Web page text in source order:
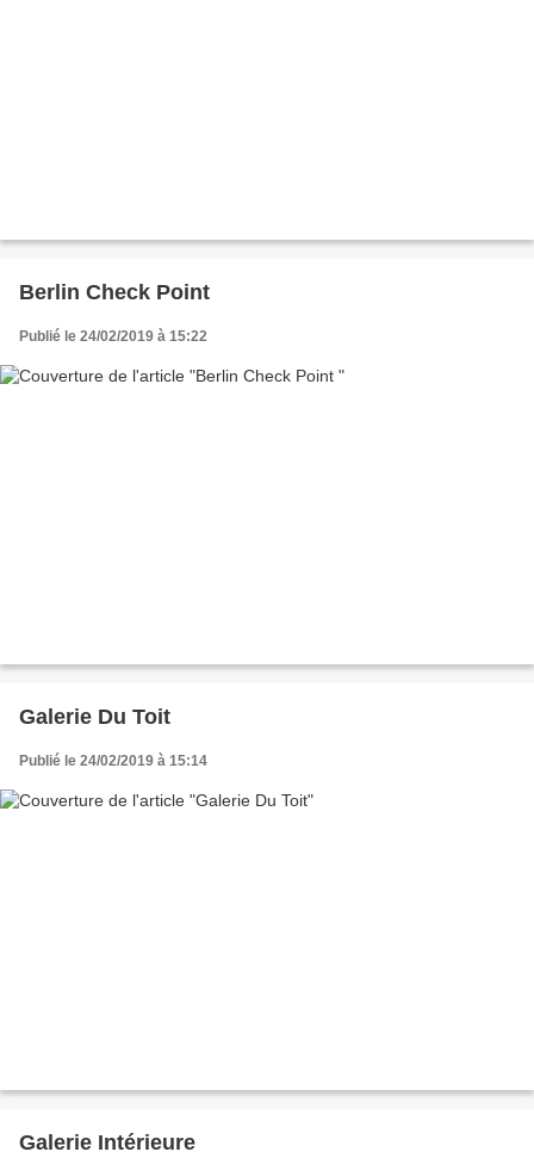
Berlin Check Point
Publié le 24/02/2019 à 15:22
Galerie Du Toit
Publié le 24/02/2019 à 15:14
Galerie Intérieure